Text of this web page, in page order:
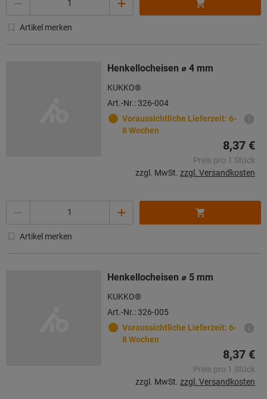
Artikel merken
Henkellocheisen ⌀ 4 mm
KUKKO®
Art.-Nr.: 326-004
Voraussichtliche Lieferzeit: 6-
8 Wochen
8,37 €
Preis pro 1 Stück
zzgl. MwSt. zzgl. Versandkosten
Artikel merken
Henkellocheisen ⌀ 5 mm
KUKKO®
Art.-Nr.: 326-005
Voraussichtliche Lieferzeit: 6-
8 Wochen
8,37 €
Preis pro 1 Stück
zzgl. MwSt. zzgl. Versandkosten